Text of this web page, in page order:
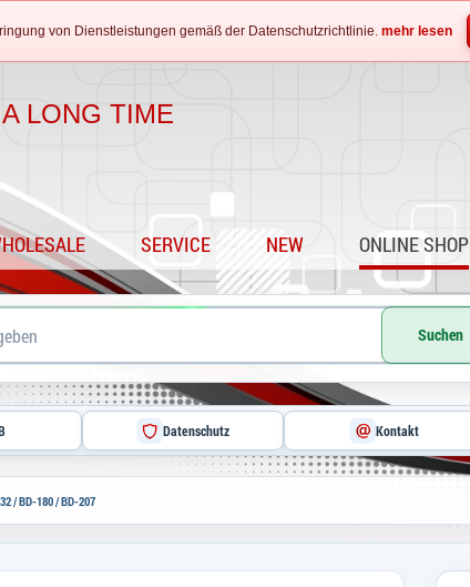
von Dienstleistungen gemäß der Datenschutzrichtlinie. mehr lesen
LONG TIME
SERVICE NEW ONLINE SHOP
Suchen
Datenschutz Kontakt
/ BD-180 / BD-207